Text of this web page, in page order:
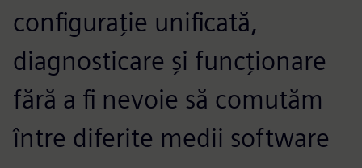
configurație unificată,
diagnosticare și funcționare
fără a fi nevoie să comutăm
între diferite medii software